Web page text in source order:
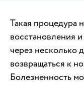
Такая процедура
восстановления
через несколько
возвращаться к
Болезненность